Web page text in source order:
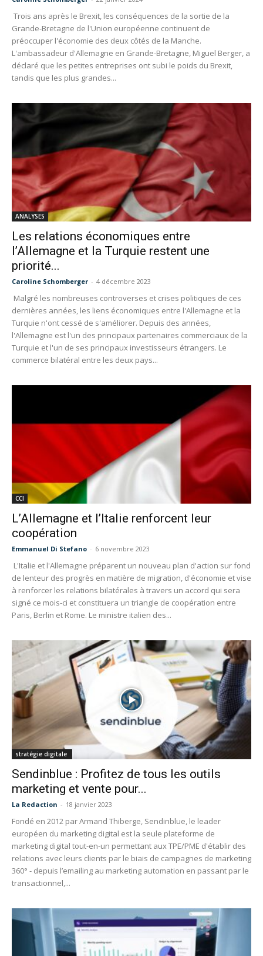
Trois ans après le Brexit, les conséquences de la sortie de la
Grande-Bretagne de l'Union européenne continuent de
préoccuper l'économie des deux côtés de la Manche.
L'ambassadeur d'Allemagne en Grande-Bretagne, Miguel Berger, a
déclaré que les petites entreprises ont subi le poids du Brexit,
tandis que les plus grandes...
ANALYSES
Les relations économiques entre
l’Allemagne et la Turquie restent une
priorité...
Caroline Schomberger - 4 décembre 2023
Malgré les nombreuses controverses et crises politiques de ces
dernières années, les liens économiques entre l'Allemagne et la
Turquie n'ont cessé de s'améliorer. Depuis des années,
l'Allemagne est l'un des principaux partenaires commerciaux de la
Turquie et l'un de ses principaux investisseurs étrangers. Le
commerce bilatéral entre les deux pays...
CCI
L’Allemagne et l’Italie renforcent leur
coopération
Emmanuel Di Stefano - 6 novembre 2023
L'Italie et l'Allemagne préparent un nouveau plan d'action sur fond
de lenteur des progrès en matière de migration, d'économie et vise
à renforcer les relations bilatérales à travers un accord qui sera
signé ce mois-ci et constituera un triangle de coopération entre
Paris, Berlin et Rome. Le ministre italien des...
stratégie digitale
Sendinblue : Profitez de tous les outils
marketing et vente pour...
La Redaction - 18 janvier 2023
Fondé en 2012 par Armand Thiberge, Sendinblue, le leader
européen du marketing digital est la seule plateforme de
marketing digital tout-en-un permettant aux TPE/PME d'établir des
relations avec leurs clients par le biais de campagnes de marketing
360° - depuis l’emailing au marketing automation en passant par le
transactionnel,...